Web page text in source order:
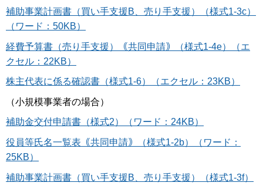
補助事業計画書（買い手支援B、売り手支援）（様式1-3c）
（ワード：50KB）
経費予算書（売り手支援）｟共同申請｠（様式1-4e）（エ
クセル：22KB）
株主代表に係る確認書（様式1-6）（エクセル：23KB）
（小規模事業者の場合）
補助金交付申請書（様式2）（ワード：24KB）
役員等氏名一覧表｟共同申請｠（様式1-2b）（ワード：
25KB）
補助事業計画書（買い手支援B、売り手支援）（様式1-3f）